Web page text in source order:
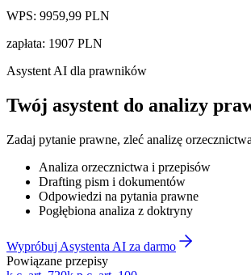
WPS: 9959,99 PLN
zapłata: 1907 PLN
Asystent AI dla prawników
Twój asystent do analizy
Zadaj pytanie prawne, zleć analizę
Analiza orzecznictwa i przepisów
Drafting pism i dokumentów
Odpowiedzi na pytania prawne
Pogłębiona analiza z doktryny
Wypróbuj Asystenta AI za darmo
Powiązane przepisy